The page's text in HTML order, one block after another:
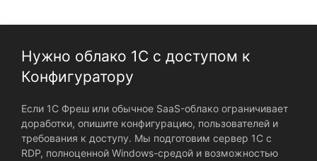
Нужно облако 1С с доступом к
Конфигуратору
Если 1С Фреш или обычное SaaS-облако ограничивает
доработки, опишите конфигурацию, пользователей и
требования к доступу. Мы подготовим сервер 1С с
RDP, полноценной Windows-средой и возможностью